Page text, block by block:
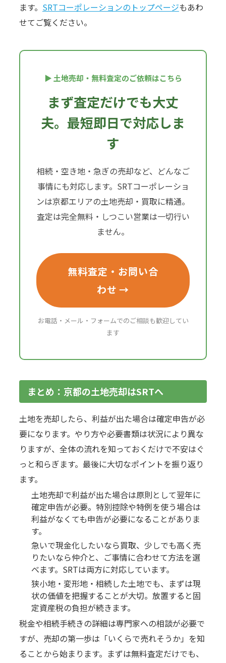
ます。 SRTコーポレーションのトップページもあわ
せてご覧ください。
▶ 土地売却・無料査定のご依頼はこちら
まず査定だけでも大丈
夫。最短即日で対応しま
す
相続・空き地・急ぎの売却など、どんなご
事情にも対応します。SRTコーポレーショ
ンは京都エリアの土地売却・買取に精通。
査定は完全無料・しつこい営業は一切行い
ません。
無料査定・お問い合
わせ →
お電話・メール・フォームでのご相談も歓迎してい
ます
まとめ：京都の土地売却はSRTへ
土地を売却したら、利益が出た場合は確定申告が必
要になります。やり方や必要書類は状況により異な
りますが、全体の流れを知っておくだけで不安はぐ
っと和らぎます。最後に大切なポイントを振り返り
ます。
土地売却で利益が出た場合は原則として翌年に
確定申告が必要。特別控除や特例を使う場合は
利益がなくても申告が必要になることがありま
す。
急いで現金化したいなら買取、少しでも高く売
りたいなら仲介と、ご事情に合わせて方法を選
べます。SRTは両方に対応しています。
狭小地・変形地・相続した土地でも、まずは現
状の価値を把握することが大切。放置すると固
定資産税の負担が続きます。
税金や相続手続きの詳細は専門家への相談が必要で
すが、売却の第一歩は「いくらで売れそうか」を知
ることから始まります。まずは無料査定だけでも、